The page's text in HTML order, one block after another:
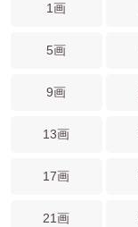
1画
5画
9画
13画
17画
21画